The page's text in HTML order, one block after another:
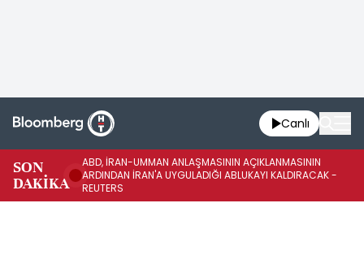
Canlı
SON
DAKİKA
ABD, İRAN-UMMAN ANLAŞMASININ AÇIKLANMASININ
ARDINDAN İRAN'A UYGULADIĞI ABLUKAYI KALDIRACAK -
REUTERS